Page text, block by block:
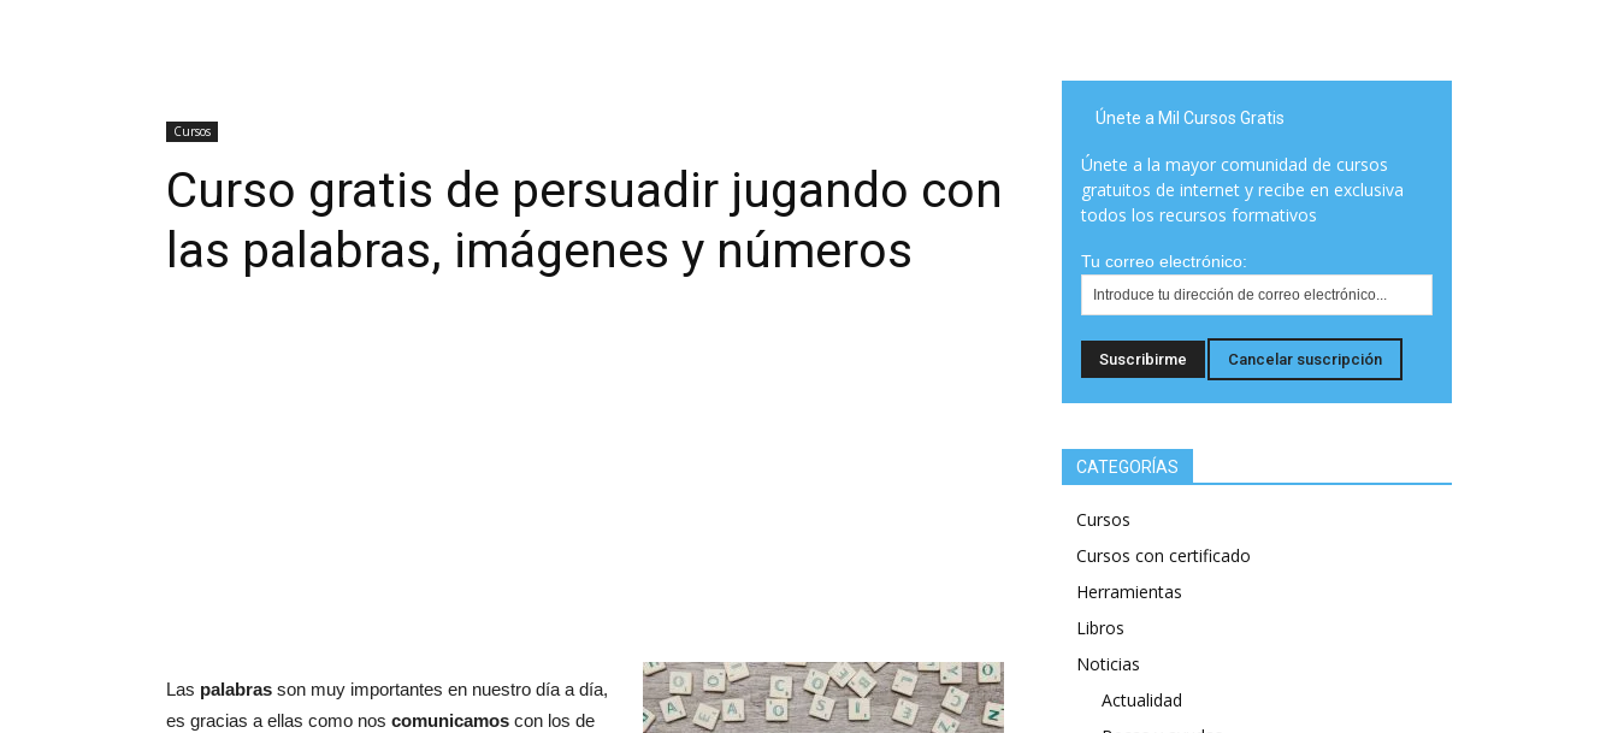
Cursos
Curso gratis de persuadir jugando con
las palabras, imágenes y números
Las palabras son muy importantes en nuestro día a día,
es gracias a ellas como nos comunicamos con los de
Únete a Mil Cursos Gratis
Únete a la mayor comunidad de cursos
gratuitos de internet y recibe en exclusiva
todos los recursos formativos
Tu correo electrónico:
CATEGORÍAS
Cursos
Cursos con certificado
Herramientas
Libros
Noticias
Actualidad